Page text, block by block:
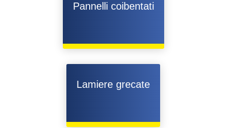
Pannelli coibentati
Lamiere grecate